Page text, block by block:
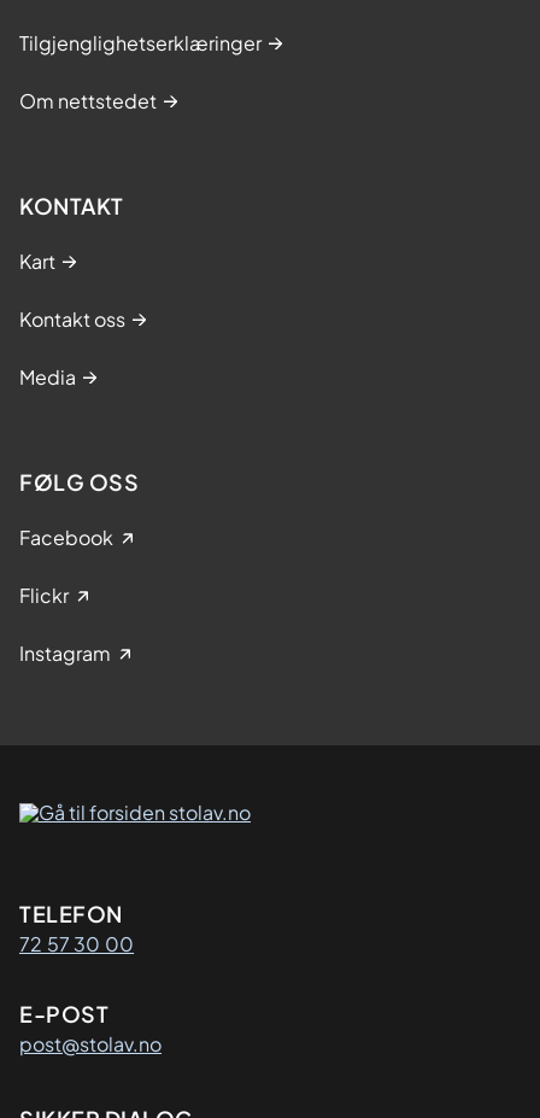
Tilgjenglighetserklæringer
Om nettstedet
KONTAKT
Kart
Kontakt oss
Media
FØLG OSS
Facebook
Flickr
Instagram
Kontaktinformasjon
TELEFON
72 57 30 00
E-POST
post@stolav.no